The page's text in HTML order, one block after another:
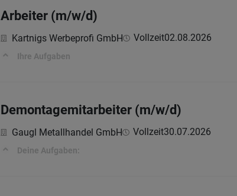
Arbeiter (m/w/d)
Kartnigs Werbeprofi GmbH Vollzeit02.08.2026
Ihre Aufgaben
Demontagemitarbeiter (m/w/d)
Gaugl Metallhandel GmbH Vollzeit30.07.2026
Deine Aufgaben: